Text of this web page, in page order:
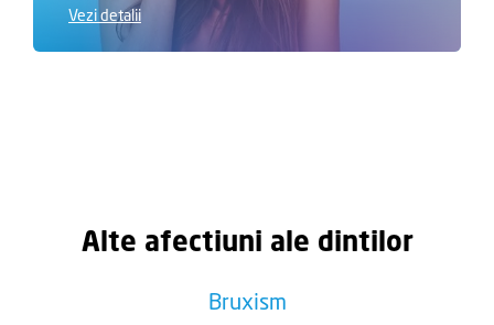
Vezi detalii
Alte afectiuni ale dintilor
Bruxism